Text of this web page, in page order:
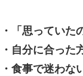
・「思っていた
・自分に合った
・食事で迷わな